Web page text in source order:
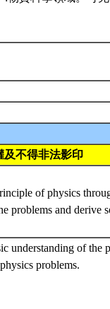
及不得非法影印
of physics
problems and derive
understanding of the
problems.